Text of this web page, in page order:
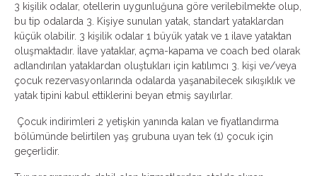
3 kişilik odalar, otellerin uygunluğuna göre verilebilmekte olup,
bu tip odalarda 3. Kişiye sunulan yatak, standart yataklardan
küçük olabilir. 3 kişilik odalar 1 büyük yatak ve 1 ilave yataktan
oluşmaktadır. İlave yataklar, açma-kapama ve coach bed olarak
adlandırılan yataklardan oluştukları için katılımcı 3. kişi ve/veya
çocuk rezervasyonlarında odalarda yaşanabilecek sıkışıklık ve
yatak tipini kabul ettiklerini beyan etmiş sayılırlar.
Çocuk indirimleri 2 yetişkin yanında kalan ve fiyatlandırma
bölümünde belirtilen yaş grubuna uyan tek (1) çocuk için
geçerlidir.